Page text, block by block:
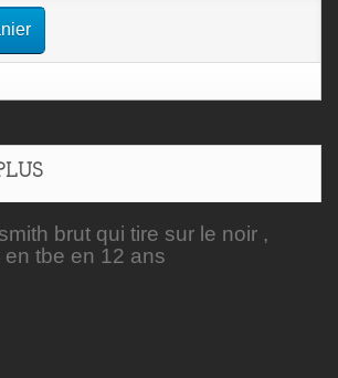
brut qui tire sur le noir ,
tbe en 12 ans